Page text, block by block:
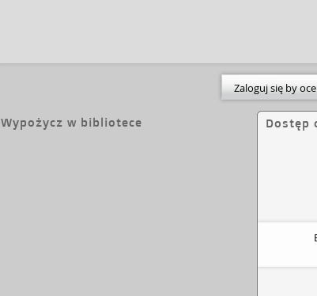
doświadczenie w prowadzeniu kursów
S. Graham pracuje jako psycholog,
Zaloguj się by
Wypożycz w bibliotece Dostęp